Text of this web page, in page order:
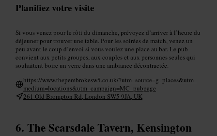
Planifiez votre visite
Si vous venez pour le rôti du dimanche, prévoyez d’arriver à l’heure du
déjeuner pour trouver une table. Pour les soirées de match, venez un
peu avant le coup d’envoi si vous voulez une place au bar. Le pub
convient aux petits groupes, aux couples et aux personnes seules qui
souhaitent boire un verre dans une ambiance décontractée.
https://www.thepembrokesw5.co.uk/?utm_source=g_places&utm_
medium=locations&utm_campaign=MC_pubpage
261 Old Brompton Rd, London SW5 9JA, UK
The Scarsdale Tavern, Kensington